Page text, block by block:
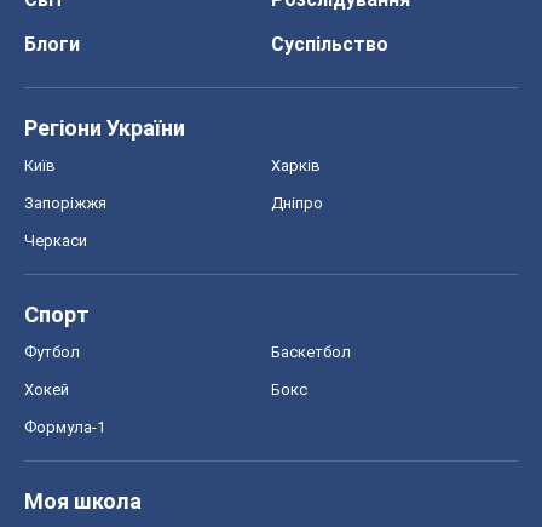
Блоги
Суспільство
Регіони України
Київ Харків
Запоріжжя Дніпро
Черкаси
Спорт
Футбол Баскетбол
Хокей Бокс
Формула-1
Моя школа